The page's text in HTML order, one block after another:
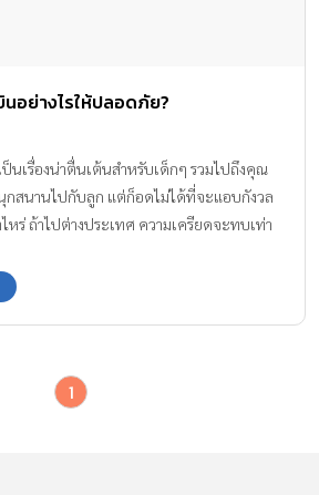
อย่างไรให้ปลอดภัย?
ป็นเรื่องน่าตื่นเต้นสำหรับเด็กๆ รวมไปถึงคุณ
สนานไปกับลูก แต่ก็อดไม่ได้ที่จะแอบกังวล
หร่ ถ้าไปต่างประเทศ ความเครียดจะทบเท่า
1